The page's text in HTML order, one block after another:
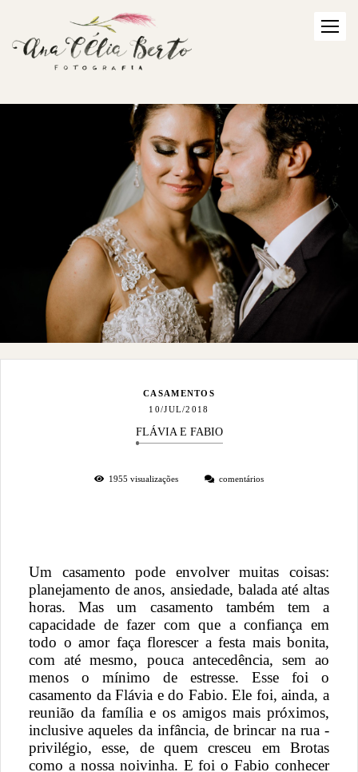
CASAMENTOS
10/JUL/2018
FLÁVIA E FABIO
1955 visualizações comentários
Um casamento pode envolver muitas coisas:
planejamento de anos, ansiedade, balada até altas
horas. Mas um casamento também tem a
capacidade de fazer com que a confiança em
todo o amor faça florescer a festa mais bonita,
com até mesmo, pouca antecedência, sem ao
menos o mínimo de estresse. Esse foi o
casamento da Flávia e do Fabio. Ele foi, ainda, a
reunião da família e os amigos mais próximos,
inclusive aqueles da infância, de brincar na rua -
privilégio, esse, de quem cresceu em Brotas
como a nossa noivinha. E foi o Fabio conhecer